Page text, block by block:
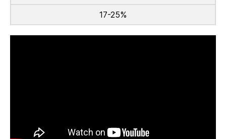
17-25%